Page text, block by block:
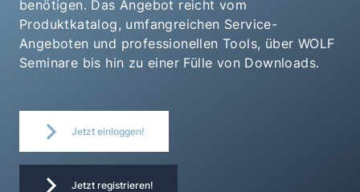
benötigen. Das Angebot reicht vom
Produktkatalog, umfangreichen Service-
Angeboten und professionellen Tools, über WOLF
Seminare bis hin zu einer Fülle von Downloads.
Jetzt einloggen!
Jetzt registrieren!